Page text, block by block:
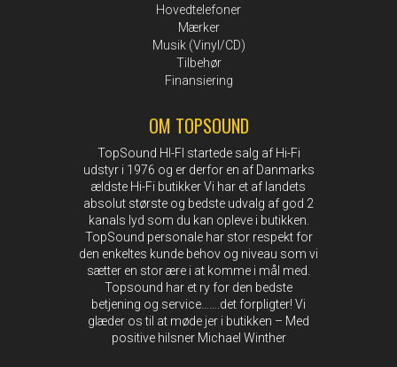
Hovedtelefoner
Mærker
Musik (Vinyl/CD)
Tilbehør
Finansiering
OM TOPSOUND
TopSound HI-FI startede salg af Hi-Fi
udstyr i 1976 og er derfor en af Danmarks
ældste Hi-Fi butikker Vi har et af landets
absolut største og bedste udvalg af god 2
kanals lyd som du kan opleve i butikken.
TopSound personale har stor respekt for
den enkeltes kunde behov og niveau som vi
sætter en stor ære i at komme i mål med.
Topsound har et ry for den bedste
betjening og service…….det forpligter! Vi
glæder os til at møde jer i butikken – Med
positive hilsner Michael Winther